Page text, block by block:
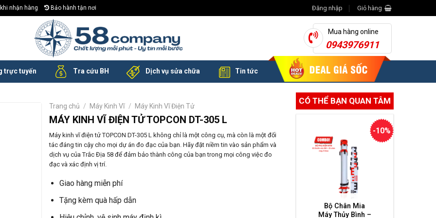
nhận hàng Bảo hành tận nơi Đăng nhập Giỏ hàng
Mua hàng online
0943976911
trực tuyến Tra cứu BH Dịch vụ sửa chữa Tin tức
CÓ THỂ BẠN QUAN TÂM
-10%
Bộ Chân Mia
Máy Thủy Bình –
Trang chủ / Máy Kinh Vĩ / Máy Kinh Vĩ Điện Tử
MÁY KINH VĨ ĐIỆN TỬ TOPCON DT-305 L
Máy kinh vĩ điện tử TOPCON DT-305 L không chỉ là một công cụ, mà còn là một đối
tác đáng tin cậy cho mọi dự án đo đạc của bạn. Hãy đặt niềm tin vào sản phẩm và
dịch vụ của Trắc Địa 58 để đảm bảo thành công của bạn trong mọi công việc đo
đạc và xác định vị trí.
Giao hàng miễn phí
Tặng kèm quà hấp dẫn